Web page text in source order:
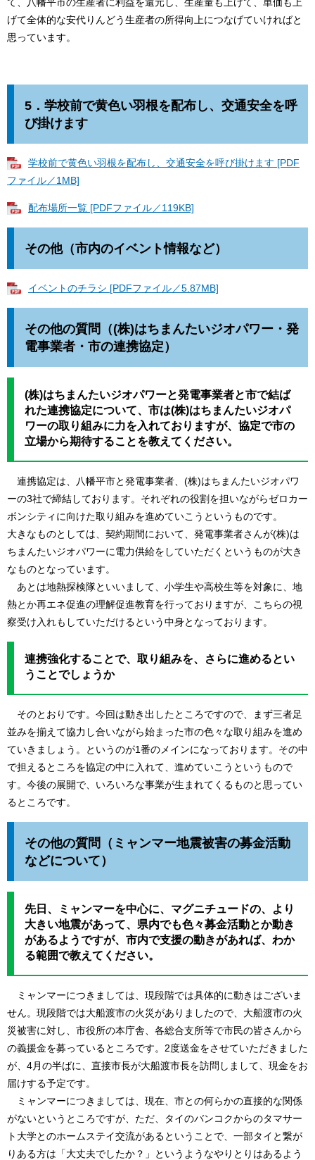
げて全体的な安代りんどう生産者の所得向上につなげていければと
思っています。
5． 学校前で黄色い羽根を配布し、交通安全を呼
び掛けます
学校前で黄色い羽根を配布し、交通安全を呼び掛けます [PDF
ファイル／1MB]
配布場所一覧 [PDFファイル／119KB]
その他（市内のイベント情報など）
イベントのチラシ [PDFファイル／5.87MB]
その他の質問（(株)はちまんたいジオパワー・発
電事業者・市の連携協定）
(株)はちまんたいジオパワーと発電事業者と市で結ば
れた連携協定について、市は(株)はちまんたいジオパ
ワーの取り組みに力を入れておりますが、協定で市の
立場から期待することを教えてください。
連携協定は、八幡平市と発電事業者、(株)はちまんたいジオパワ
ーの3社で締結しております。それぞれの役割を担いながらゼロカー
ボンシティに向けた取り組みを進めていこうというものです。
大きなものとしては、契約期間において、発電事業者さんが(株)は
ちまんたいジオパワーに電力供給をしていただくというものが大き
なものとなっています。
あとは地熱探検隊といいまして、小学生や高校生等を対象に、地
熱とか再エネ促進の理解促進教育を行っておりますが、こちらの視
察受け入れもしていただけるという中身となっております。
連携強化することで、取り組みを、さらに進めるとい
うことでしょうか
そのとおりです。今回は動き出したところですので、まず三者足
並みを揃えて協力し合いながら始まった市の色々な取り組みを進め
ていきましょう。というのが1番のメインになっております。その中
で担えるところを協定の中に入れて、進めていこうというもので
す。今後の展開で、いろいろな事業が生まれてくるものと思ってい
るところです。
​その他の質問（ミャンマー地震被害の募金活動
などについて）
先日、ミャンマーを中心に、マグニチュードの、より
大きい地震があって、県内でも色々募金活動とか動き
があるようですが、市内で支援の動きがあれば、わか
る範囲で教えてください。
ミャンマーにつきましては、現段階では具体的に動きはございま
せん。現段階では大船渡市の火災がありましたので、大船渡市の火
災被害に対し、市役所の本庁舎、各総合支所等で市民の皆さんから
の義援金を募っているところです。2度送金をさせていただきました
が、4月の半ばに、直接市長が大船渡市長を訪問しまして、現金をお
届けする予定です。
ミャンマーにつきましては、現在、市との何らかの直接的な関係
がないというところですが、ただ、タイのバンコクからのタマサー
ト大学とのホームステイ交流があるということで、一部タイと繋が
りある方は「大丈夫でしたか？」というようなやりとりはあるよう